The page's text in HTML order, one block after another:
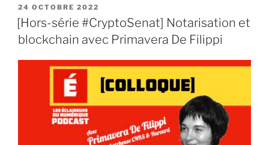
PUBLIÉ
LE
24 OCTOBRE 2022
[Hors-série #CryptoSenat] Notarisation et
blockchain avec Primavera De Filippi